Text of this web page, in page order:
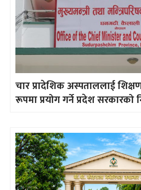
चार प्रादेशिक अस्पताललाई
रूपमा प्रयोग गर्ने प्रदेश सरकारको